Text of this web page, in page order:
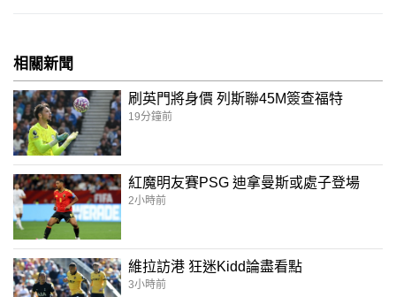
相關新聞
刷英門將身價 列斯聯45M簽查福特
19分鐘前
紅魔明友賽PSG 迪拿曼斯或處子登場
2小時前
維拉訪港 狂迷Kidd論盡看點
3小時前